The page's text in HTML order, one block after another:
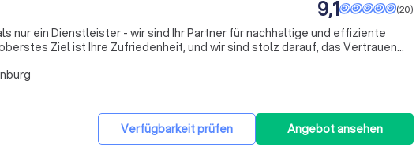
(20)
9,1
nur ein Dienstleister - wir sind Ihr Partner für nachhaltige und effiziente
Ziel ist Ihre Zufriedenheit, und wir sind stolz darauf, das Vertrauen
Verfügbarkeit prüfen Angebot ansehen